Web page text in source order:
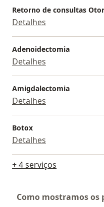
Retorno de consultas
Detalhes
Adenoidectomia
Detalhes
Amigdalectomia
Detalhes
Botox
Detalhes
+ 4 serviços
Como mostramos os